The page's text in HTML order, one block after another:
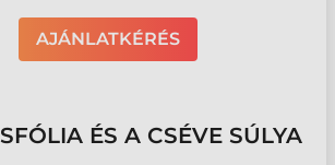
AJÁNLATKÉRÉS
ÉS A CSÉVE SÚLYA